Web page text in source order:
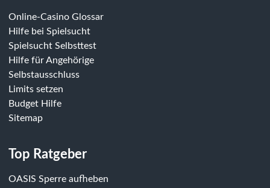
Online-Casino Glossar
Hilfe bei Spielsucht
Spielsucht Selbsttest
Hilfe für Angehörige
Selbstausschluss
Limits setzen
Budget Hilfe
Sitemap
Top Ratgeber
OASIS Sperre aufheben